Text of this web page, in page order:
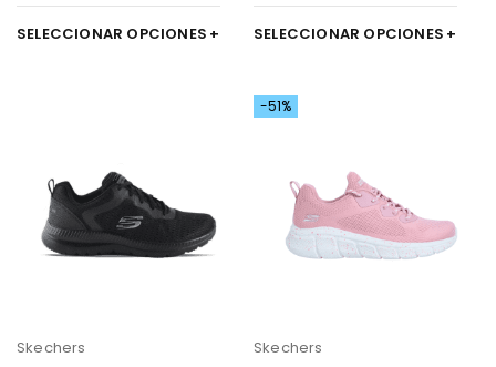
SELECCIONAR OPCIONES SELECCIONAR OPCIONES
Skechers
-51%
Skechers